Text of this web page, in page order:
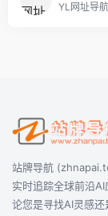
YL网址导
站牌导航
实时追踪全球前沿
论您是寻找AI灵感还